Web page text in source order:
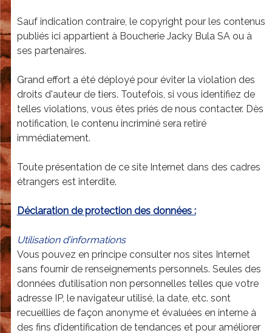
c
R
i
c
h
a
r
d
|
e
n
è
v
e
Sauf indication contraire, le copyright pour les contenus
publiés ici appartient à Boucherie Jacky Bula SA ou à
ses partenaires.
Grand effort a été déployé pour éviter la violation des
droits d'auteur de tiers. Toutefois, si vous identifiez de
telles violations, vous êtes priés de nous contacter. Dès
notification, le contenu incriminé sera retiré
immédiatement.
Toute présentation de ce site Internet dans des cadres
étrangers est interdite.
Déclaration de protection des données :
Utilisation d’informations
Vous pouvez en principe consulter nos sites Internet
sans fournir de renseignements personnels. Seules des
données d’utilisation non personnelles telles que votre
adresse IP, le navigateur utilisé, la date, etc. sont
recueillies de façon anonyme et évaluées en interne à
des fins d’identification de tendances et pour améliorer